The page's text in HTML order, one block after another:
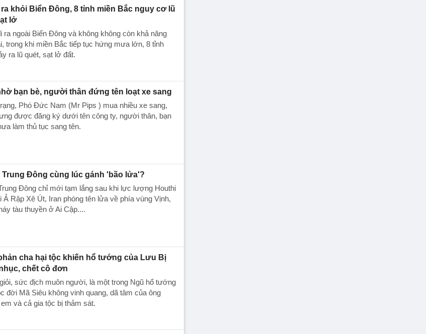
ra khỏi Biển Đông, 8 tỉnh miền Bắc nguy cơ lũ
lở
ra ngoài Biển Đông và không không còn khả năng
trong khi miền Bắc tiếp tục hứng mưa lớn, 8 tỉnh
ra lũ quét, sạt lở đất.
bạn bè, người thân đứng tên loạt xe sang
Phó Đức Nam (Mr Pips ) mua nhiều xe sang,
được đăng ký dưới tên công ty, người thân, bạn
làm thủ tục sang tên.
Trung Đông cùng lúc gánh 'bão lửa'?
Đông chỉ mới tạm lắng sau khi lực lượng Houthi
Ả Rập Xê Út, Iran phóng tên lửa về phía vùng Vịnh,
tàu thuyền ở Ai Cập....
cha hại tộc khiến hổ tướng của Lưu Bị
chết cô đơn
sức địch muôn người, là một trong Ngũ hổ tướng
đời Mã Siêu không vinh quang, dã tâm của ông
và cả gia tộc bị thảm sát.